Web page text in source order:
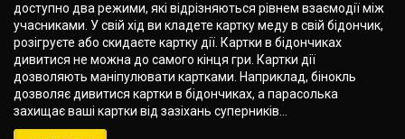
доступно два режими, які відрізняються рівнем взаємодії між
учасниками. У свій хід ви кладете картку меду в свій бідончик,
розігруєте або скидаєте картку дії. Картки в бідончиках
дивитися не можна до самого кінця гри. Картки дії
дозволяють маніпулювати картками. Наприклад, бінокль
дозволяє дивитися картки в бідончиках, а парасолька
захищає ваші картки від зазіхань суперників...